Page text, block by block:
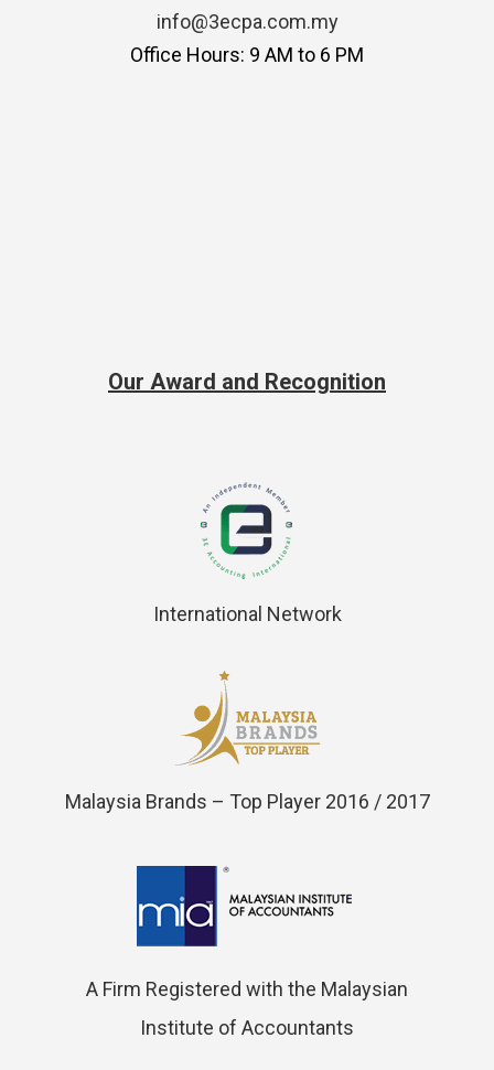
info@3ecpa.com.my
Office Hours: 9 AM to 6 PM
Our Award and Recognition
International Network
Malaysia Brands – Top Player 2016 / 2017
A Firm Registered with the Malaysian
Institute of Accountants